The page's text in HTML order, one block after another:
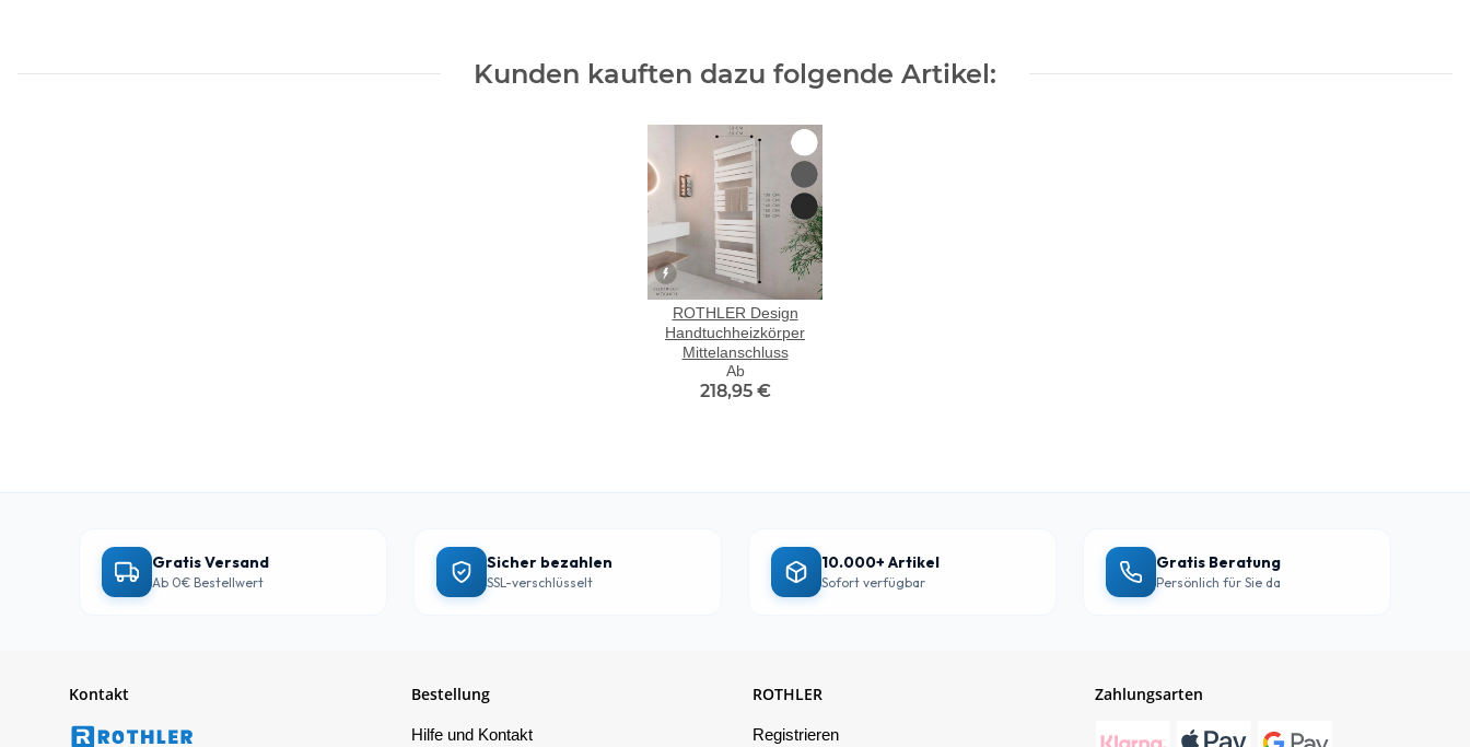
Kunden kauften dazu folgende Artikel:
ROTHLER Design
Handtuchheizkörper
Mittelanschluss
Ab
218,95 €
Gratis Versand
Ab 0€ Bestellwert
Sicher bezahlen
SSL-verschlüsselt
10.000+ Artikel
Sofort verfügbar
Gratis Beratung
Persönlich für Sie da
Kontakt Bestellung
Hilfe und Kontakt
ROTHLER
Registrieren
Zahlungsarten